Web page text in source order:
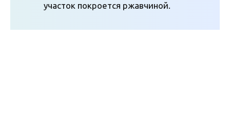
участок покроется ржавчиной.